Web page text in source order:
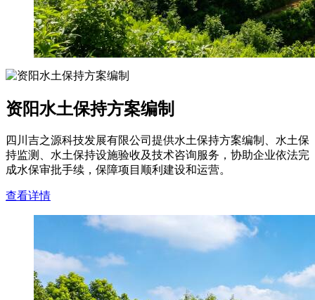
资阳水土保持方案编制
四川吉之源科技发展有限公司提供水土保持方案编制、水土保
持监测、水土保持设施验收及技术咨询服务，协助企业依法完
成水保审批手续，保障项目顺利建设和运营。
查看详情